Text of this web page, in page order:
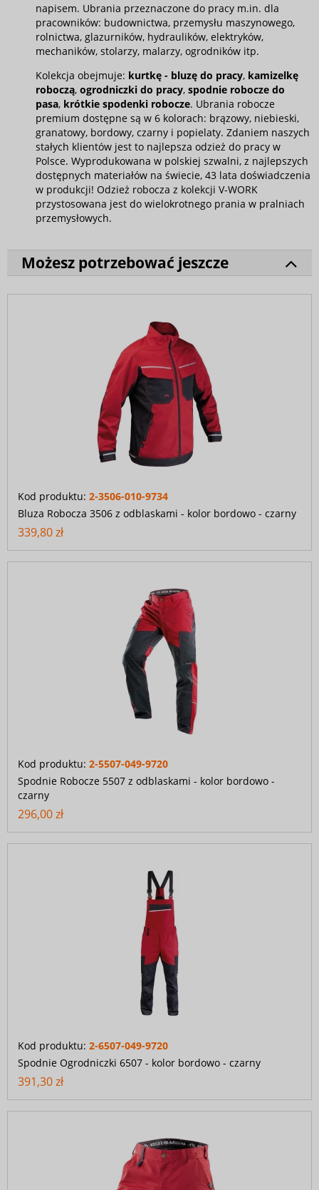
napisem. Ubrania przeznaczone do pracy m.in. dla
pracowników: budownictwa, przemysłu maszynowego,
rolnictwa, glazurników, hydraulików, elektryków,
mechaników, stolarzy, malarzy, ogrodników itp.
Kolekcja obejmuje: kurtkę - bluzę do pracy, kamizelkę
roboczą, ogrodniczki do pracy, spodnie robocze do
pasa, krótkie spodenki robocze. Ubrania robocze
premium dostępne są w 6 kolorach: brązowy, niebieski,
granatowy, bordowy, czarny i popielaty. Zdaniem naszych
stałych klientów jest to najlepsza odzież do pracy w
Polsce. Wyprodukowana w polskiej szwalni, z najlepszych
dostępnych materiałów na świecie, 43 lata doświadczenia
w produkcji! Odzież robocza z kolekcji V-WORK
przystosowana jest do wielokrotnego prania w pralniach
przemysłowych.
Możesz potrzebować jeszcze
Kod produktu: 2-3506-010-9734
Bluza Robocza 3506 z odblaskami - kolor bordowo - czarny
339,80 zł
Kod produktu: 2-5507-049-9720
Spodnie Robocze 5507 z odblaskami - kolor bordowo -
czarny
296,00 zł
Kod produktu: 2-6507-049-9720
Spodnie Ogrodniczki 6507 - kolor bordowo - czarny
391,30 zł